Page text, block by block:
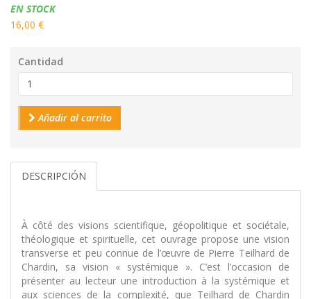
Disponibilidad:
EN STOCK
16,00 €
Cantidad
Añadir al carrito
DESCRIPCIÓN
À côté des visions scientifique, géopolitique et sociétale,
théologique et spirituelle, cet ouvrage propose une vision
transverse et peu connue de l’œuvre de Pierre Teilhard de
Chardin, sa vision « systémique ». C’est l’occasion de
présenter au lecteur une introduction à la systémique et
aux sciences de la complexité, que Teilhard de Chardin